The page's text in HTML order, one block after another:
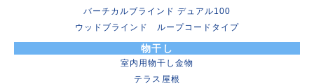
バーチカルブラインド デュアル100
ウッドブラインド ループコードタイプ
物干し
室内用物干し金物
テラス屋根